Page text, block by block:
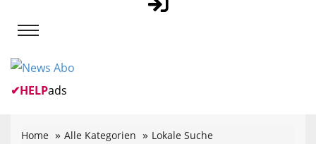
✔HELPads
Home Alle Kategorien Lokale Suche